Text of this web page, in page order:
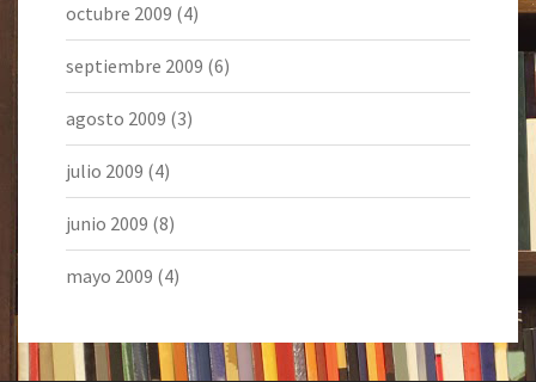
octubre 2009 (4)
septiembre 2009 (6)
agosto 2009 (3)
julio 2009 (4)
junio 2009 (8)
mayo 2009 (4)